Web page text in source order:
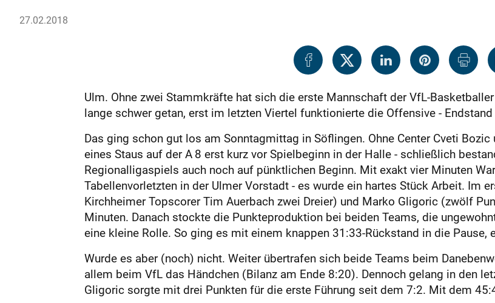
27.02.2018
Ulm. Ohne zwei Stammkräfte hat sich die erste Mannschaft der VfL-
lange schwer getan, erst im letzten Viertel funktionierte die Offensive -
Das ging schon gut los am Sonntagmittag in Söflingen. Ohne Center Cveti
eines Staus auf der A 8 erst kurz vor Spielbeginn in der Halle - schließlich
Regionalligaspiels auch noch auf pünktlichen Beginn. Mit exakt vier Minuten
Tabellenvorletzten in der Ulmer Vorstadt - es wurde ein hartes Stück Arbeit. Im
Kirchheimer Topscorer Tim Auerbach zwei Dreier) und Marko Gligoric (zwölf
Minuten. Danach stockte die Punkteproduktion bei beiden Teams, die
eine kleine Rolle. So ging es mit einem knappen 31:33-Rückstand in die Pause,
Wurde es aber (noch) nicht. Weiter übertrafen sich beide Teams beim
allem beim VfL das Händchen (Bilanz am Ende 8:20). Dennoch gelang in den
Gligoric sorgte mit drei Punkten für die erste Führung seit dem 7:2. Mit dem